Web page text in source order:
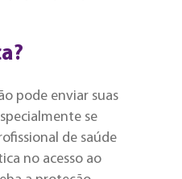
pode enviar suas
se
de saúde
no acesso ao